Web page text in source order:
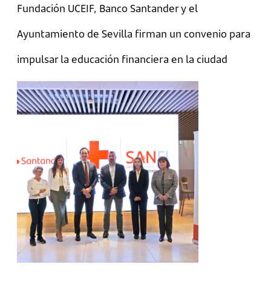
Fundación UCEIF, Banco Santander y el
Ayuntamiento de Sevilla firman un convenio para
impulsar la educación financiera en la ciudad